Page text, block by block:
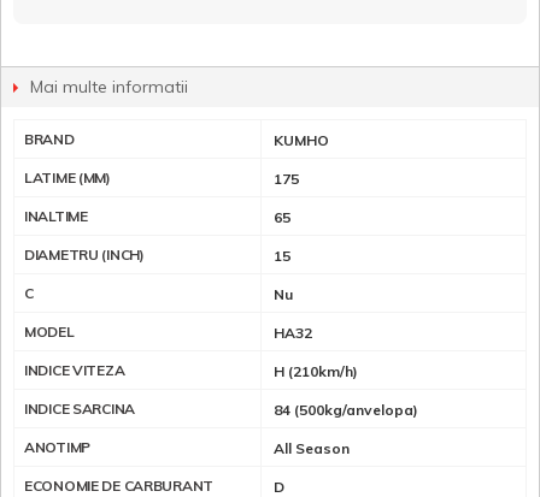
Mai multe informatii
BRAND KUMHO
LATIME (MM) 175
INALTIME 65
DIAMETRU (INCH) 15
C Nu
MODEL HA32
INDICE VITEZA H (210km/h)
INDICE SARCINA 84 (500kg/anvelopa)
ANOTIMP All Season
ECONOMIE DE CARBURANT D